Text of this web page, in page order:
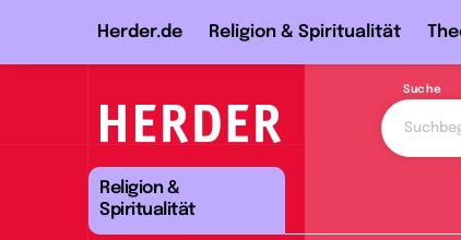
Herder.de Religion & Spiritualität
Suche
Religion &
Spiritualität